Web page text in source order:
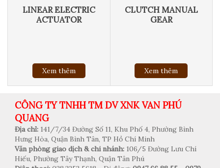
LINEAR ELECTRIC
ACTUATOR
Xem thêm
CLUTCH MANUAL
GEAR
Xem thêm
CÔNG TY TNHH TM DV XNK VAN PHÚ
QUANG
Địa chỉ: 141/7/34 Đường Số 11, Khu Phố 4, Phường Bình
Hưng Hòa, Quận Bình Tân, TP Hồ Chí Minh
Văn phòng giao dịch & chi nhánh: 106/5 Đường Lưu Chí
Hiếu, Phường Tây Thạnh, Quận Tân Phú